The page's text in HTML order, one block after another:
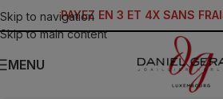
Skip to navigation
Skip to main content
PAYEZ EN 3 ET 4X SANS
MENU